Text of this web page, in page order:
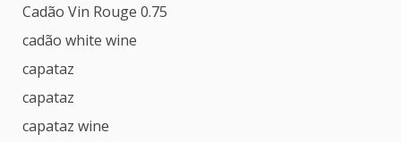
Cadão Vin Rouge 0.75
cadão white wine
capataz
capataz
capataz wine